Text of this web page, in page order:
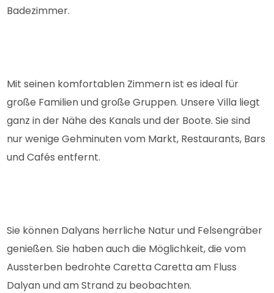
Badezimmer.
Mit seinen komfortablen Zimmern ist es ideal für
große Familien und große Gruppen. Unsere Villa liegt
ganz in der Nähe des Kanals und der Boote. Sie sind
nur wenige Gehminuten vom Markt, Restaurants, Bars
und Cafés entfernt.
Sie können Dalyans herrliche Natur und Felsengräber
genießen. Sie haben auch die Möglichkeit, die vom
Aussterben bedrohte Caretta Caretta am Fluss
Dalyan und am Strand zu beobachten.